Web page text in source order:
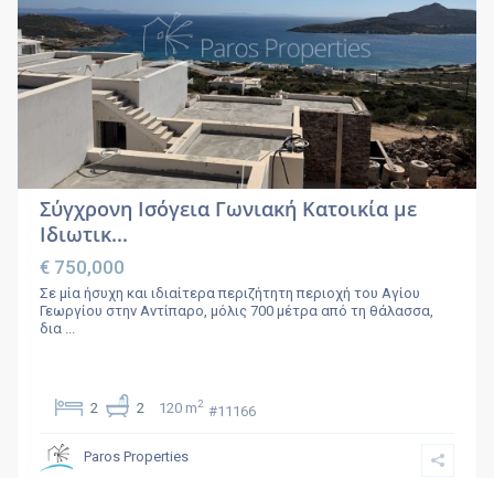
Σύγχρονη Ισόγεια Γωνιακή Κατοικία με
Ιδιωτικ...
€ 750,000
Σε μία ήσυχη και ιδιαίτερα περιζήτητη περιοχή του Αγίου
Γεωργίου στην Αντίπαρο, μόλις 700 μέτρα από τη θάλασσα,
δια
2 2 120 m2 #11166
Paros Properties